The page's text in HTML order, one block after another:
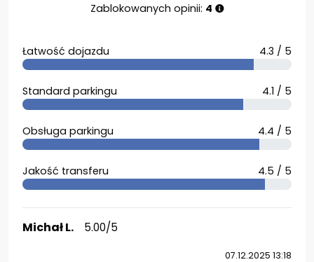
Zablokowanych opinii: 4
Łatwość dojazdu 4.3 / 5
Standard parkingu 4.1 / 5
Obsługa parkingu 4.4 / 5
Jakość transferu 4.5 / 5
Michał L. 5.00/5
07.12.2025 13:18